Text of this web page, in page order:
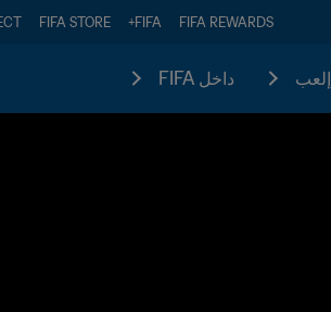
FIFA REWARDS
FIFA+
FIFA STORE
إلعب داخل FIFA